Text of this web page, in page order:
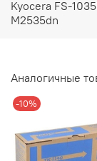
Kyocera FS-
M2535dn
Аналогичные
-10%